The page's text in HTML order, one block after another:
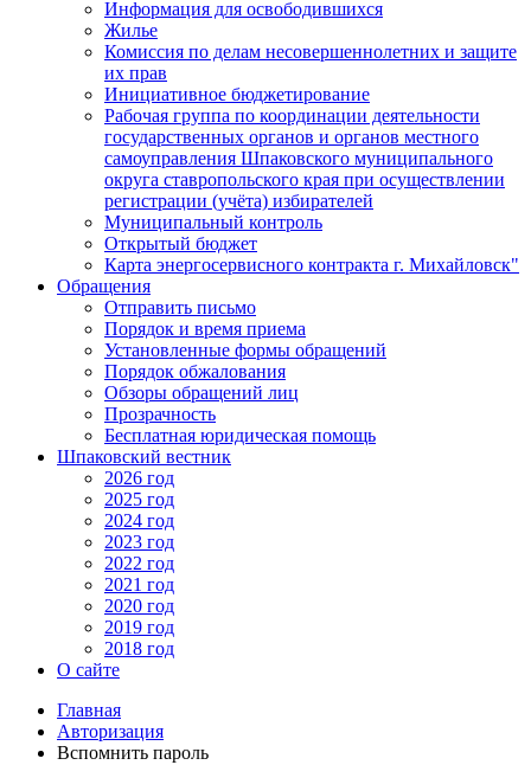
Информация для освободившихся
Жилье
Комиссия по делам несовершеннолетних и защите
их прав
Инициативное бюджетирование
Рабочая группа по координации деятельности
государственных органов и органов местного
самоуправления Шпаковского муниципального
округа ставропольского края при осуществлении
регистрации (учёта) избирателей
Муниципальный контроль
Открытый бюджет
Карта энергосервисного контракта г. Михайловск"
Обращения
Отправить письмо
Порядок и время приема
Установленные формы обращений
Порядок обжалования
Обзоры обращений лиц
Прозрачность
Бесплатная юридическая помощь
Шпаковский вестник
2026 год
2025 год
2024 год
2023 год
2022 год
2021 год
2020 год
2019 год
2018 год
О сайте
Главная
Авторизация
Вспомнить пароль